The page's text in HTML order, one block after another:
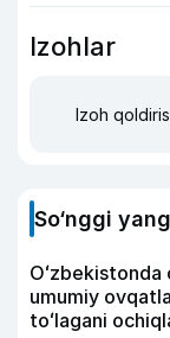
Izohlar
Izoh
So‘nggi
umumiy
toʻlagani